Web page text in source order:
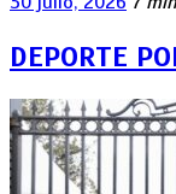
DEPORTE